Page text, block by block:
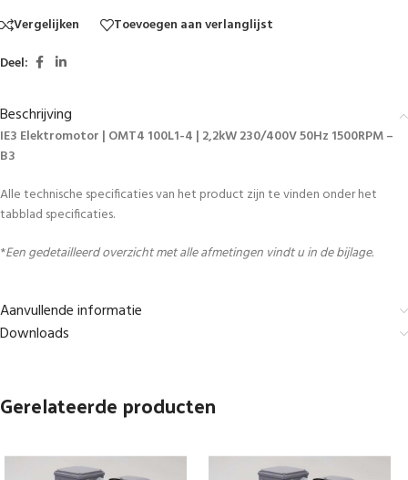
Vergelijken
Toevoegen aan verlanglijst
Deel:
Beschrijving
IE3 Elektromotor | OMT4 100L1-4 | 2,2kW 230/400V 50Hz 1500RPM –
B3
Alle technische specificaties van het product zijn te vinden onder het
tabblad specificaties.
*Een gedetailleerd overzicht met alle afmetingen vindt u in de bijlage.
Aanvullende informatie
Downloads
Gerelateerde producten